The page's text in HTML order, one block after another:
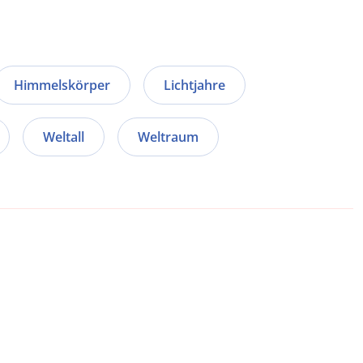
Himmelskörper Lichtjahre
Weltall Weltraum